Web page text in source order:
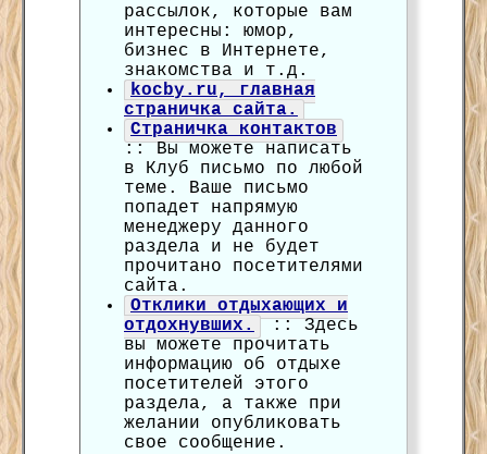
рассылок, которые вам
интересны: юмор,
бизнес в Интернете,
знакомства и т.д.
kocby.ru, главная
страничка сайта.
Страничка контактов
:: Вы можете написать
в Клуб письмо по любой
теме. Ваше письмо
попадет напрямую
менеджеру данного
раздела и не будет
прочитано посетителями
сайта.
Отклики отдыхающих и
отдохнувших. :: Здесь
вы можете прочитать
информацию об отдыхе
посетителей этого
раздела, а также при
желании опубликовать
свое сообщение.